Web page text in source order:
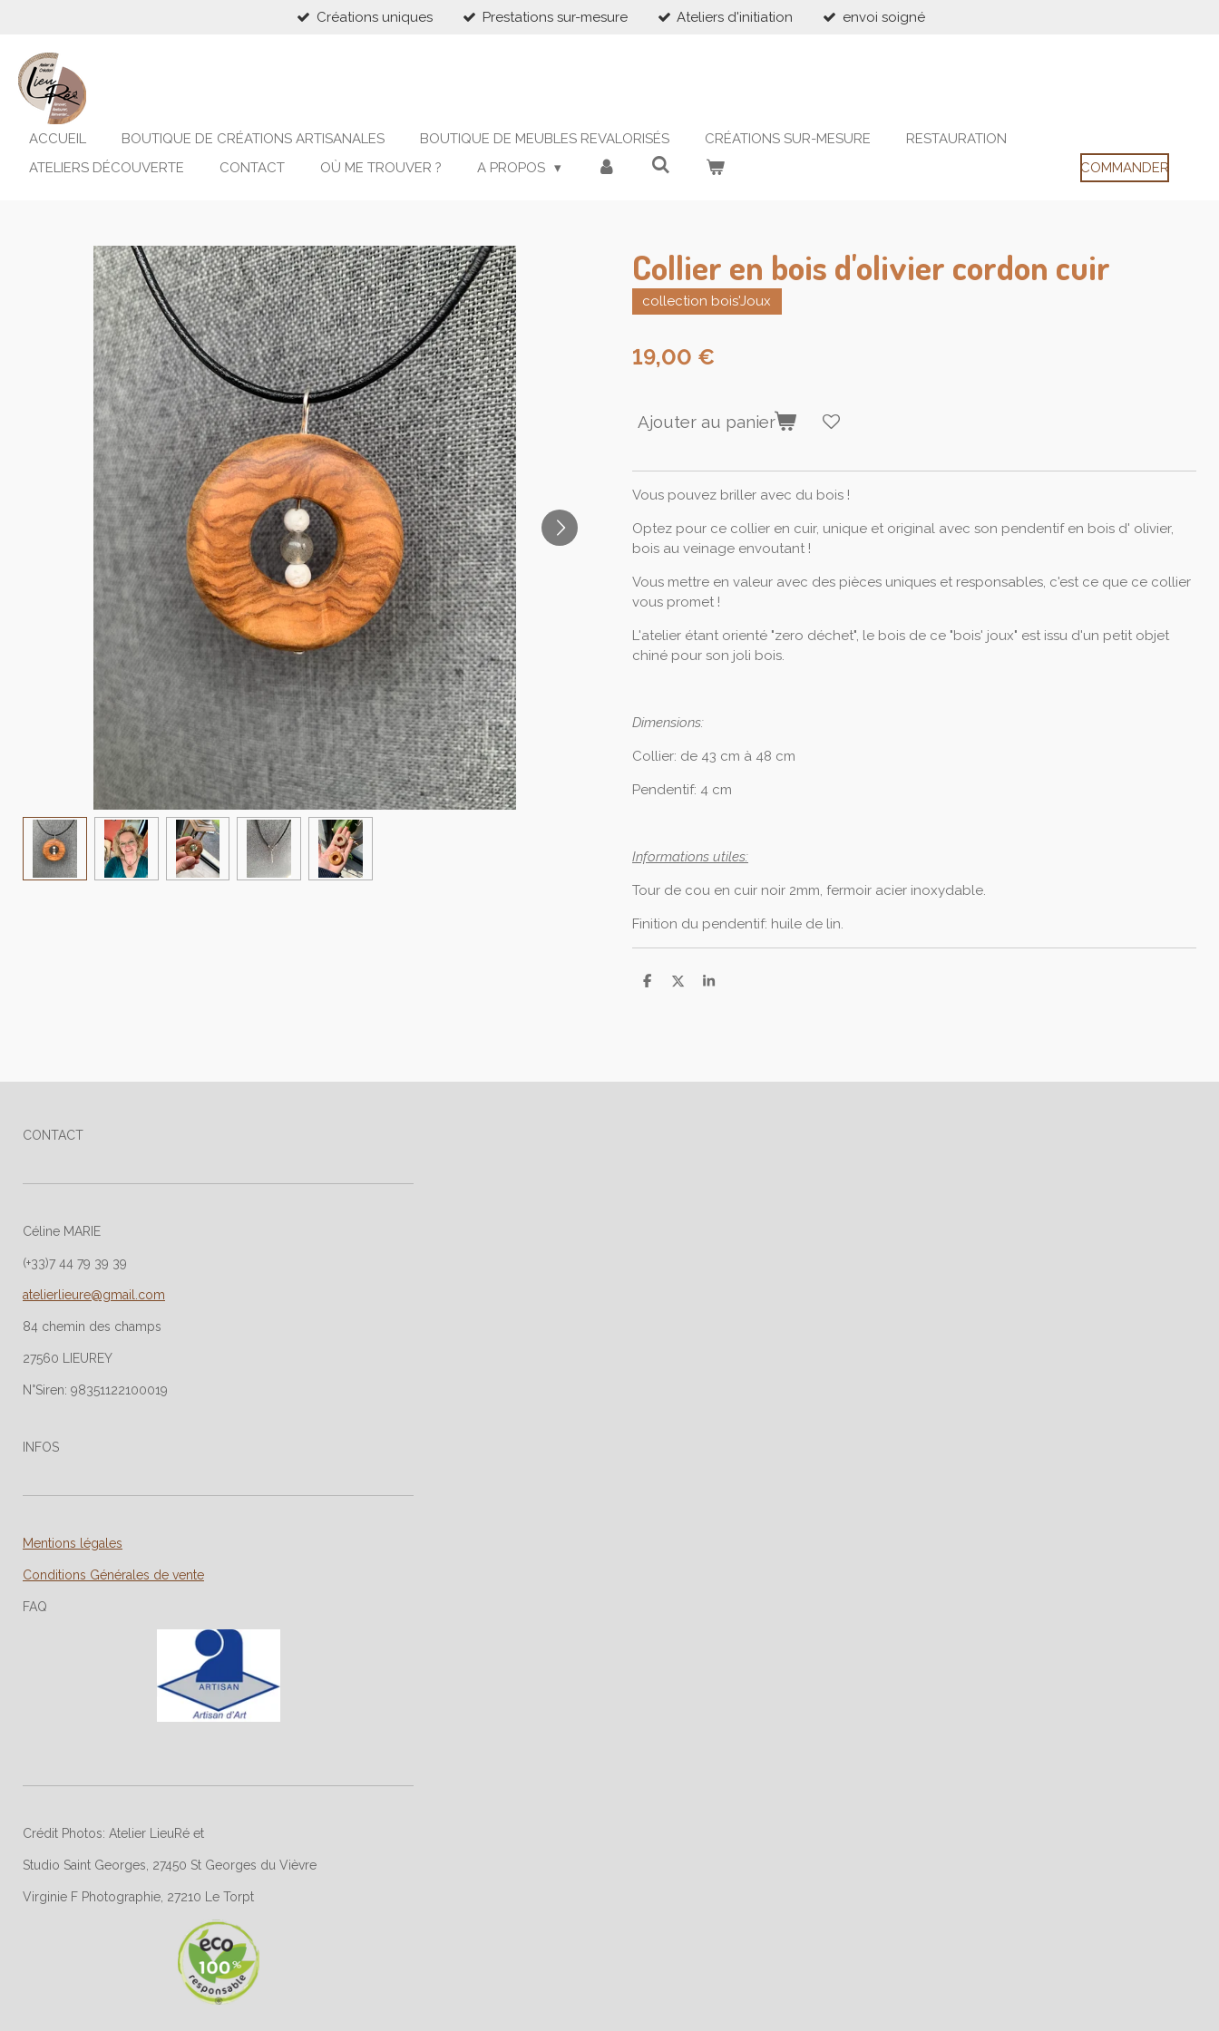
contenu
principal
Créations uniques Prestations sur-mesure Ateliers d'initiation envoi soigné
ACCUEIL BOUTIQUE DE CRÉATIONS ARTISANALES BOUTIQUE DE MEUBLES REVALORISÉS CRÉATIONS SUR-MESURE
RESTAURATION
ATELIERS DÉCOUVERTE
CONTACT OÙ ME TROUVER ? A PROPOS COMMANDER
Collier en bois d'olivier cordon cuir
collection bois'Joux
19,00 €
Ajouter au panier
Vous pouvez briller avec du bois !
Optez pour ce collier en cuir, unique et original avec son pendentif en bois d' olivier,
bois au veinage envoutant !
Vous mettre en valeur avec des pièces uniques et responsables, c'est ce que ce collier
vous promet !
L'atelier étant orienté "zero déchet", le bois de ce "bois' joux" est issu d'un petit objet
chiné pour son joli bois.
Dimensions:
Collier: de 43 cm à 48 cm
Pendentif: 4 cm
Informations utiles:
Tour de cou en cuir noir 2mm, fermoir acier inoxydable.
Finition du pendentif: huile de lin.
P
r
P
r
P
r
CONTACT
Céline MARIE
(+33)7 44 79 39 39
atelierlieure@gmail.com
84 chemin des champs
27560 LIEUREY
N°Siren: 98351122100019
INFOS
Mentions légales
Conditions Générales de vente
FAQ
Crédit Photos: Atelier LieuRé et
Studio Saint Georges, 27450 St Georges du Vièvre
Virginie F Photographie, 27210 Le Torpt